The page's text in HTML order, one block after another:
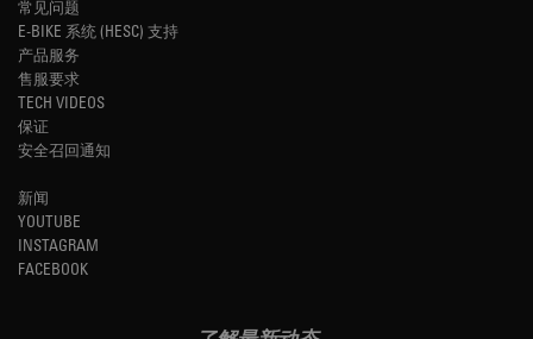
常见问题
E-BIKE 系统 (HESC) 支持
产品服务
售服要求
TECH VIDEOS
保证
安全召回通知
新闻
YOUTUBE
INSTAGRAM
FACEBOOK